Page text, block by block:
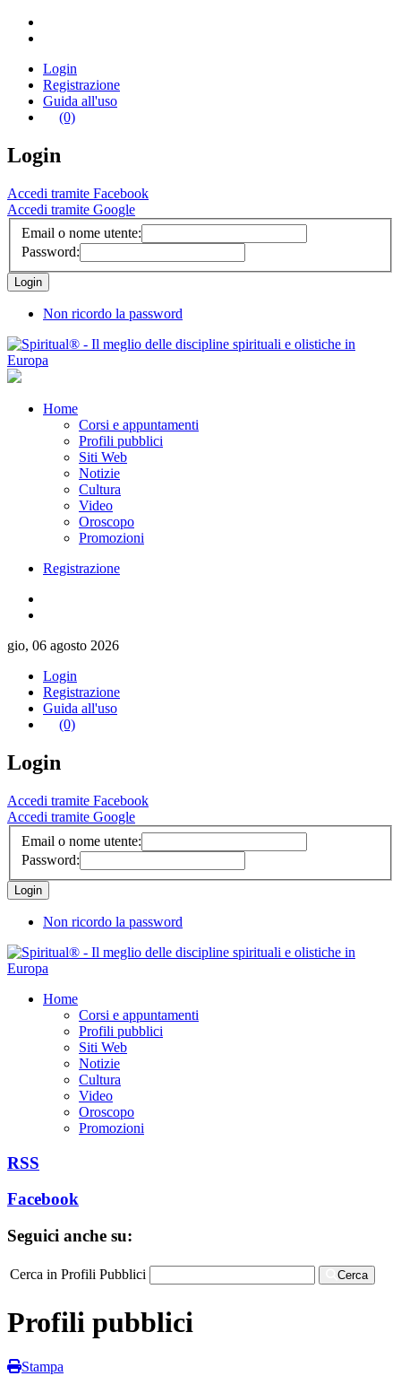
Login
Registrazione
Guida all'uso
(0)
Login
Accedi tramite Facebook
Accedi tramite Google
Email o nome utente:
Password:
Non ricordo la password
Home
Corsi e appuntamenti
Profili pubblici
Siti Web
Notizie
Cultura
Video
Oroscopo
Promozioni
Registrazione
gio, 06 agosto 2026
Login
Registrazione
Guida all'uso
(0)
Login
Accedi tramite Facebook
Accedi tramite Google
Email o nome utente:
Password:
Non ricordo la password
Home
Corsi e appuntamenti
Profili pubblici
Siti Web
Notizie
Cultura
Video
Oroscopo
Promozioni
RSS
Facebook
Seguici anche su:
Cerca in Profili Pubblici Cerca
Profili pubblici
Stampa